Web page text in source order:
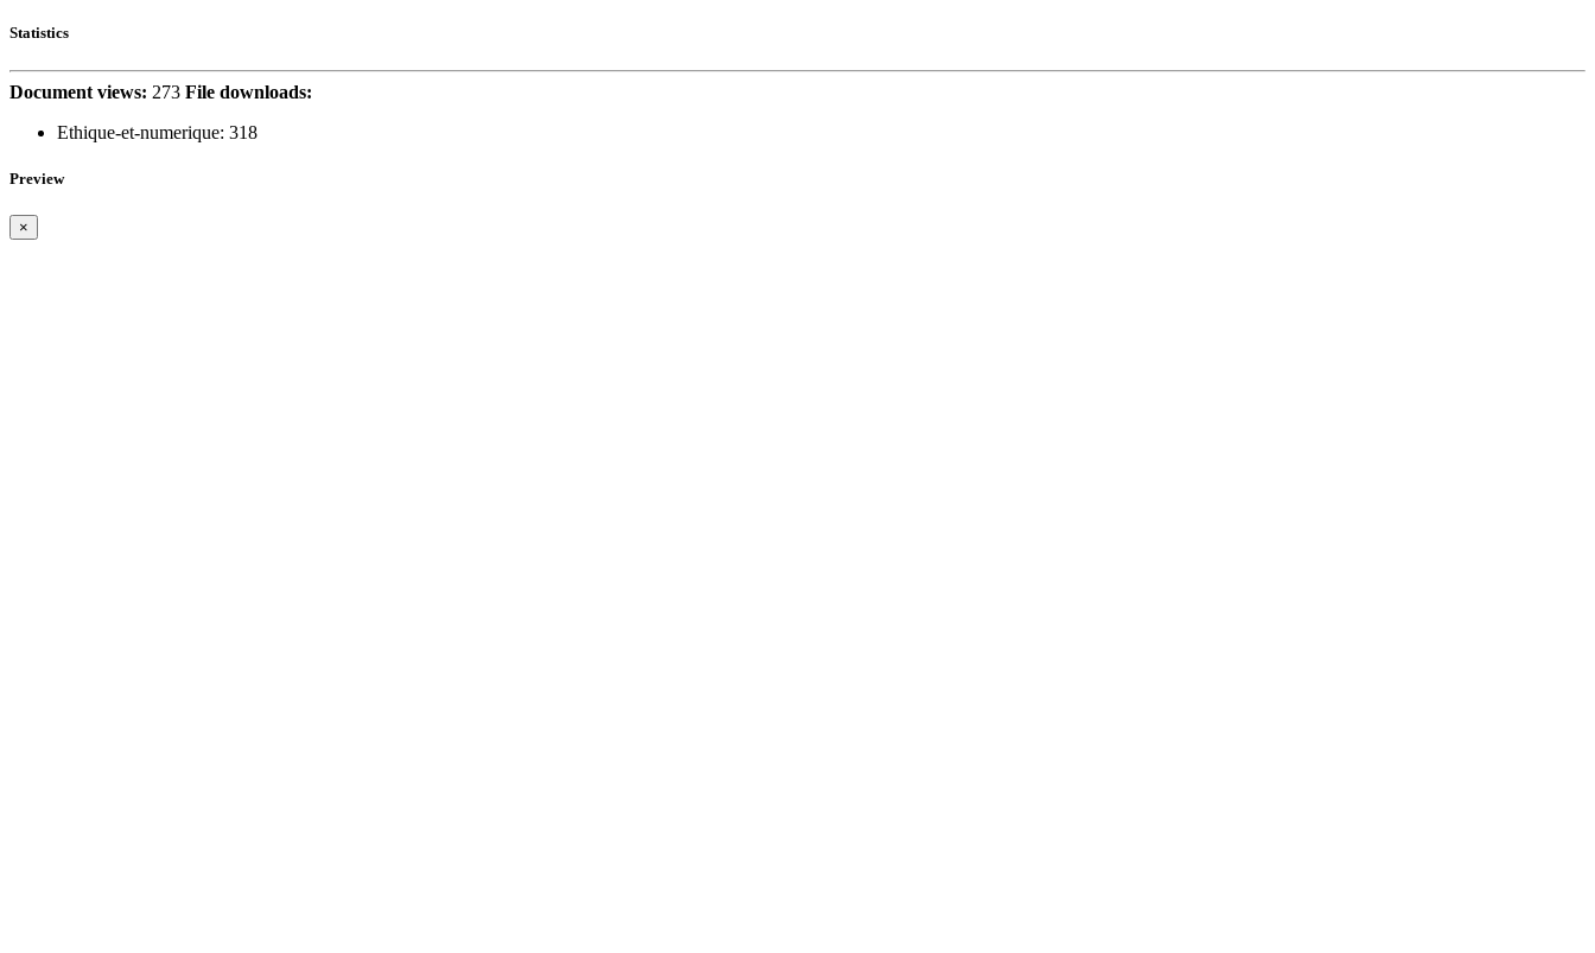
Statistics
Document views: 273 File downloads:
Ethique-et-numerique: 318
Preview
×